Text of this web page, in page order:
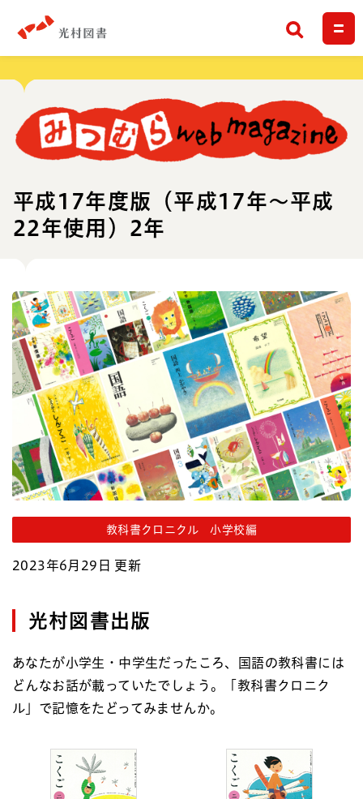
検索
平成17年度版（平成17年～平成
22年使用）2年
教科書クロニクル 小学校編
2023年6月29日 更新
光村図書出版
あなたが小学生・中学生だったころ、国語の教科書には
どんなお話が載っていたでしょう。「教科書クロニク
ル」で記憶をたどってみませんか。